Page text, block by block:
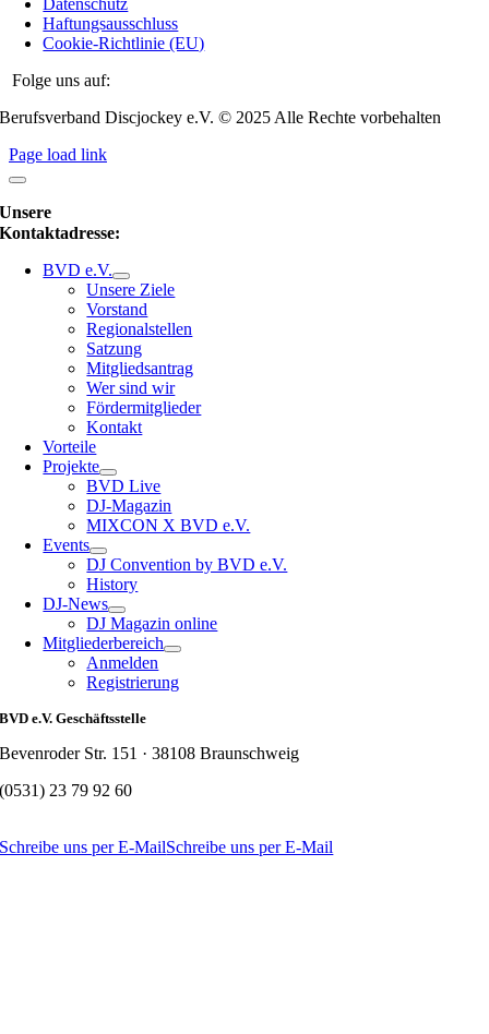
Haftungsausschluss
Cookie-Richtlinie (EU)
Folge uns auf:
Berufsverband Discjockey e.V. © 2025 Alle Rechte vorbehalten
Page load link
Unsere
Kontaktadresse:
BVD e.V.
Unsere Ziele
Vorstand
Regionalstellen
Satzung
Mitgliedsantrag
Wer sind wir
Fördermitglieder
Kontakt
Vorteile
Projekte
BVD Live
DJ-Magazin
MIXCON X BVD e.V.
Events
DJ Convention by BVD e.V.
History
DJ-News
DJ Magazin online
Mitgliederbereich
Anmelden
Registrierung
BVD e.V. Geschäftsstelle
Bevenroder Str. 151 · 38108 Braunschweig
(0531) 23 79 92 60
Schreibe uns per E-MailSchreibe uns per E-Mail